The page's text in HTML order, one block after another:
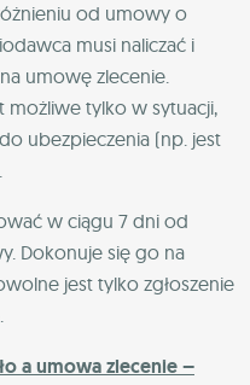
od umowy o
musi naliczać i
umowę zlecenie.
tylko w sytuacji,
ubezpieczenia (np. jest
w ciągu 7 dni od
Dokonuje się go na
jest tylko zgłoszenie
a umowa zlecenie –